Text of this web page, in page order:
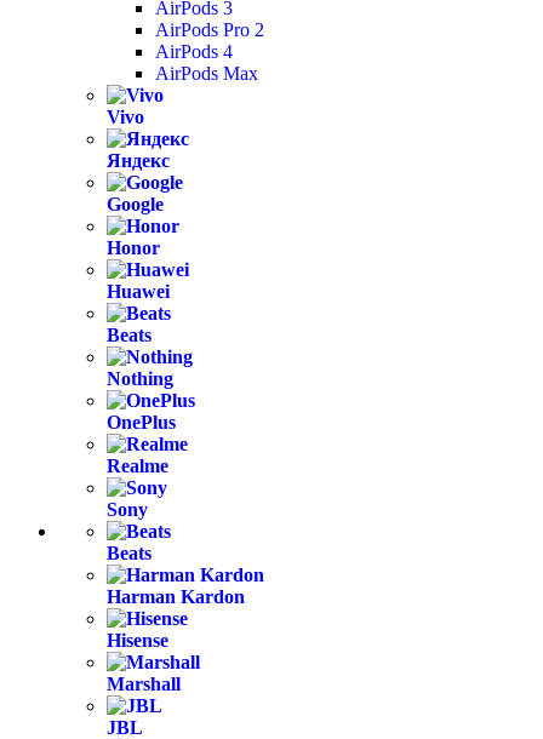
AirPods 3
AirPods Pro 2
AirPods 4
AirPods Max
Vivo
Яндекс
Google
Honor
Huawei
Beats
Nothing
OnePlus
Realme
Sony
Beats
Harman Kardon
Hisense
Marshall
JBL